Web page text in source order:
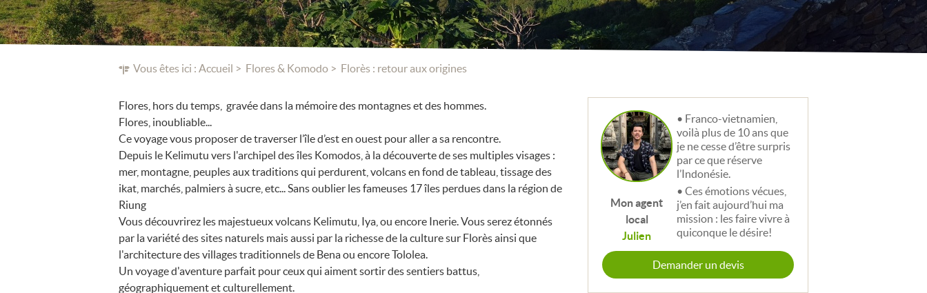
Vous êtes ici : Accueil Flores & Komodo Florès : retour aux origines
Flores, hors du temps, gravée dans la mémoire des montagnes et des hommes.
Flores, inoubliable...
Ce voyage vous proposer de traverser l’île d’est en ouest pour aller a sa rencontre.
Depuis le Kelimutu vers l'archipel des îles Komodos, à la découverte de ses multiples visages :
mer, montagne, peuples aux traditions qui perdurent, volcans en fond de tableau, tissage des
ikat, marchés, palmiers à sucre, etc... Sans oublier les fameuses 17 îles perdues dans la région de
Riung
Vous découvrirez les majestueux volcans Kelimutu, Iya, ou encore Inerie. Vous serez étonnés
par la variété des sites naturels mais aussi par la richesse de la culture sur Florès ainsi que
l'architecture des villages traditionnels de Bena ou encore Tololea.
Un voyage d'aventure parfait pour ceux qui aiment sortir des sentiers battus,
géographiquement et culturellement.
Mon agent
local
Julien
Franco-vietnamien,
voilà plus de 10 ans que
je ne cesse d’être surpris
par ce que réserve
l’Indonésie.
Ces émotions vécues,
j’en fait aujourd’hui ma
mission : les faire vivre à
quiconque le désire!
Demander un devis